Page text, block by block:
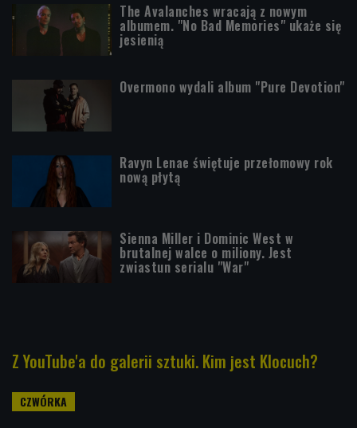
The Avalanches wracają z nowym
albumem. "No Bad Memories" ukaże się
jesienią
Overmono wydali album "Pure Devotion"
Ravyn Lenae świętuje przełomowy rok
nową płytą
Sienna Miller i Dominic West w
brutalnej walce o miliony. Jest
zwiastun serialu "War"
Z YouTube'a do galerii sztuki. Kim jest Klocuch?